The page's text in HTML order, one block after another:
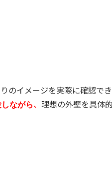
イメージを実際に確認でき
ながら、 理想の外壁を具体